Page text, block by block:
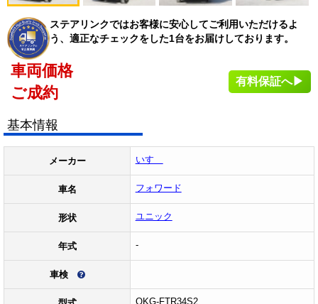
ステアリンクではお客様に安心してご利用いただけるよ
う、適正なチェックをした1台をお届けしております。
車両価格
ご成約
有料保証へ▶
基本情報
メーカー いすゞ
車名 フォワード
形状 ユニック
年式 -
車検
QKG-FTR34S2